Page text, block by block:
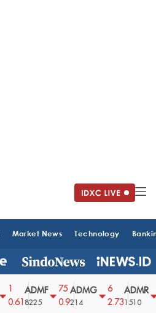
Market News Technology
0.61
ADMF
8225
75
0.9
ADMG
214
2.73
ADMR
1510